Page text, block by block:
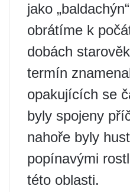
jako
obrátíme k
dobách
termín
opakujících se
byly spojeny
nahoře byly
popínavými
této oblasti.